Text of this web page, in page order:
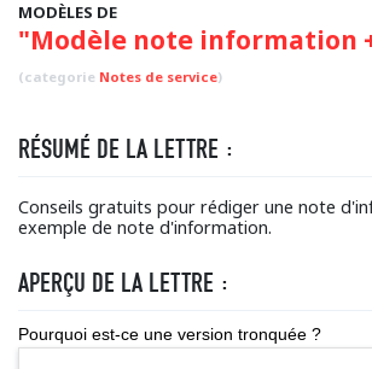
MODÈLES DE
"Modèle note information
(categorie Notes de service)
RÉSUMÉ DE LA LETTRE :
Conseils gratuits pour rédiger une note
exemple de note d'information.
APERÇU DE LA LETTRE :
Pourquoi est-ce une version tronquée ?